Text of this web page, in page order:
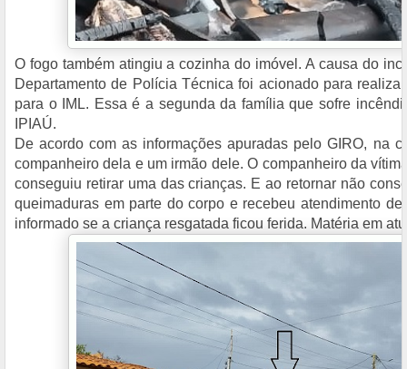
O fogo também atingiu a cozinha do imóvel. A causa do
Departamento de Polícia Técnica foi acionado para
para o IML. Essa é a segunda da família que sofre
IPIAÚ.
De acordo com as informações apuradas pelo GIRO, na
companheiro dela e um irmão dele. O companheiro da
conseguiu retirar uma das crianças. E ao retornar não
queimaduras em parte do corpo e recebeu atendimento
informado se a criança resgatada ficou ferida. Matéria em